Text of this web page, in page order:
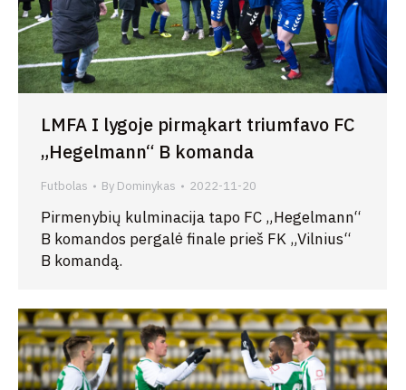
LMFA I lygoje pirmąkart triumfavo FC
„Hegelmann“ B komanda
Futbolas By Dominykas 2022-11-20
Pirmenybių kulminacija tapo FC „Hegelmann“
B komandos pergalė finale prieš FK „Vilnius“
B komandą.